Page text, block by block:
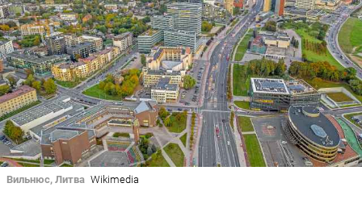
Вильнюс, Литва Wikimedia